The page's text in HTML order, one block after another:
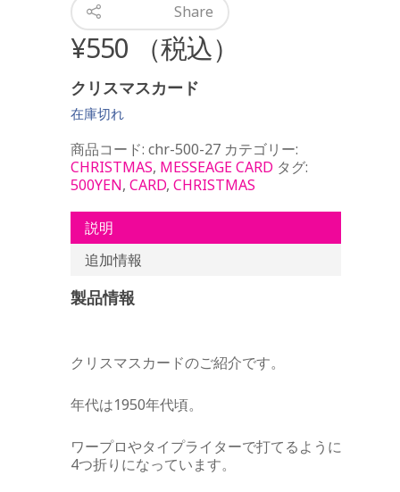
Share
¥550 （税込）
クリスマスカード
在庫切れ
商品コード: chr-500-27 カテゴリー:
CHRISTMAS, MESSEAGE CARD タグ:
500YEN, CARD, CHRISTMAS
説明
追加情報
製品情報
クリスマスカードのご紹介です。
年代は1950年代頃。
ワープロやタイプライターで打てるように
4つ折りになっています。